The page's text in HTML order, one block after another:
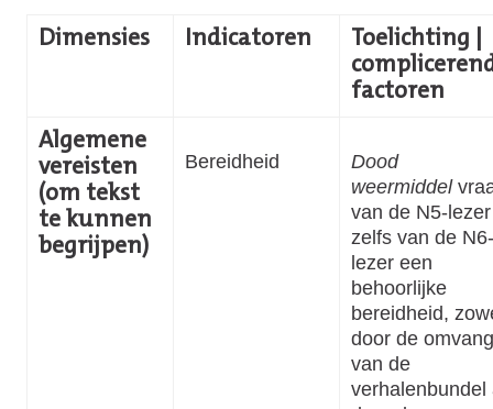
Dimensies Indicatoren
Toelichting |
factoren
Algemene
vereisten
(om tekst
te kunnen
begrijpen)
Bereidheid
Dood
weermiddel
van de N5-
zelfs van de N6-
lezer een
behoorlijke
bereidheid,
door de omvang
van de
verhalenbundel